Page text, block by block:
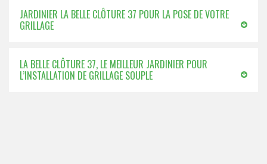
JARDINIER LA BELLE CLÔTURE 37 POUR LA POSE DE VOTRE
GRILLAGE
LA BELLE CLÔTURE 37, LE MEILLEUR JARDINIER POUR
L’INSTALLATION DE GRILLAGE SOUPLE